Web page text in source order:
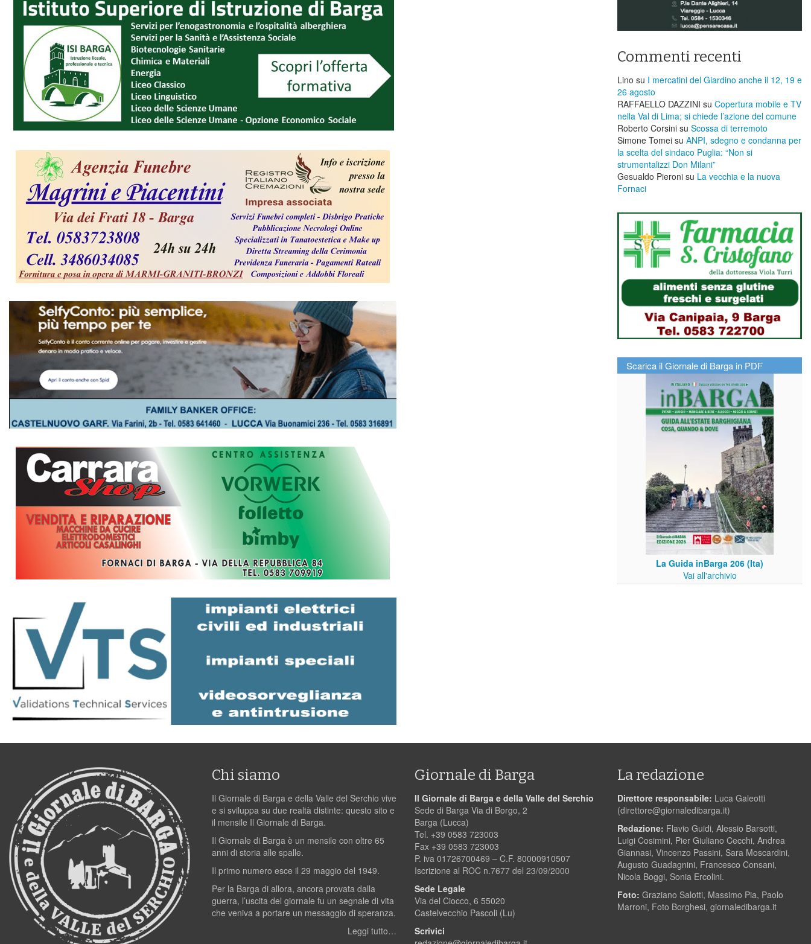
Commenti recenti
Lino su I mercatini del Giardino anche il 12, 19 e
26 agosto
RAFFAELLO DAZZINI su ​Copertura mobile e TV
nella Val di Lima; si chiede l’azione del comune
Roberto Corsini su Scossa di terremoto
Simone Tomei su ANPI, sdegno e condanna per
la scelta del sindaco Puglia: “Non si
strumentalizzi Don Milani”
Gesualdo Pieroni su La vecchia e la nuova
Fornaci
Scarica il Giornale di Barga in PDF
La Guida inBarga 206 (Ita)
Vai all'archivio
Chi siamo
Il Giornale di Barga e della Valle del Serchio vive
e si sviluppa su due realtà distinte: questo sito e
il mensile Il Giornale di Barga.
Il Giornale di Barga è un mensile con oltre 65
anni di storia alle spalle.
Il primo numero esce il 29 maggio del 1949.
Per la Barga di allora, ancora provata dalla
guerra, l’uscita del giornale fu un segnale di vita
che veniva a portare un messaggio di speranza.
Leggi tutto…
Giornale di Barga
Il Giornale di Barga e della Valle del Serchio
Sede di Barga Via di Borgo, 2
Barga (Lucca)
Tel. +39 0583 723003
Fax +39 0583 723003
P. iva 01726700469 – C.F. 80000910507
Iscrizione al ROC n.7677 del 23/09/2000
Sede Legale
Via del Ciocco, 6 55020
Castelvecchio Pascoli (Lu)
Scrivici
La redazione
Direttore responsabile: Luca Galeotti
(direttore@giornaledibarga.it)
Redazione: Flavio Guidi, Alessio Barsotti,
Luigi Cosimini, Pier Giuliano Cecchi, Andrea
Giannasi, Vincenzo Passini, Sara Moscardini,
Augusto Guadagnini, Francesco Consani,
Nicola Boggi, Sonia Ercolini.
Foto: Graziano Salotti, Massimo Pia, Paolo
Marroni, Foto Borghesi, giornaledibarga.it